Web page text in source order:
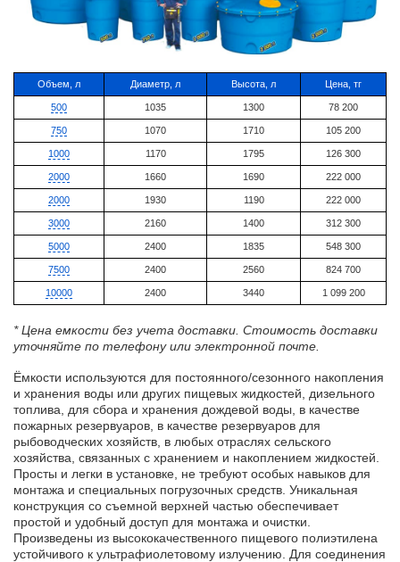
Объем, л Диаметр, л Высота, л Цена, тг
500 1035 1300 78 200
750 1070 1710 105 200
1000 1170 1795 126 300
2000 1660 1690 222 000
2000 1930 1190 222 000
3000 2160 1400 312 300
5000 2400 1835 548 300
7500 2400 2560 824 700
10000 2400 3440 1 099 200
* Цена емкости без учета доставки. Стоимость доставки
уточняйте по телефону или электронной почте.
Ёмкости используются для постоянного/сезонного накопления
и хранения воды или других пищевых жидкостей, дизельного
топлива, для сбора и хранения дождевой воды, в качестве
пожарных резервуаров, в качестве резервуаров для
рыбоводческих хозяйств, в любых отраслях сельского
хозяйства, связанных с хранением и накоплением жидкостей.
Просты и легки в установке, не требуют особых навыков для
монтажа и специальных погрузочных средств. Уникальная
конструкция со съемной верхней частью обеспечивает
простой и удобный доступ для монтажа и очистки.
Произведены из высококачественного пищевого полиэтилена
устойчивого к ультрафиолетовому излучению. Для соединения